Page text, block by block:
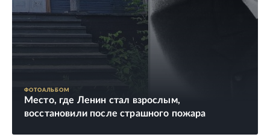
ФОТОАЛЬБОМ
Место, где Ленин стал взрослым,
восстановили после страшного пожара